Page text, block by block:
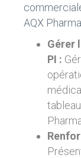
AQX
Gérer
PI :